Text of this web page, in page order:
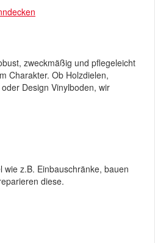
zweckmäßig und pflegeleicht
Charakter. Ob Holzdielen,
Design Vinylboden, wir
z.B. Einbauschränke, bauen
diese.